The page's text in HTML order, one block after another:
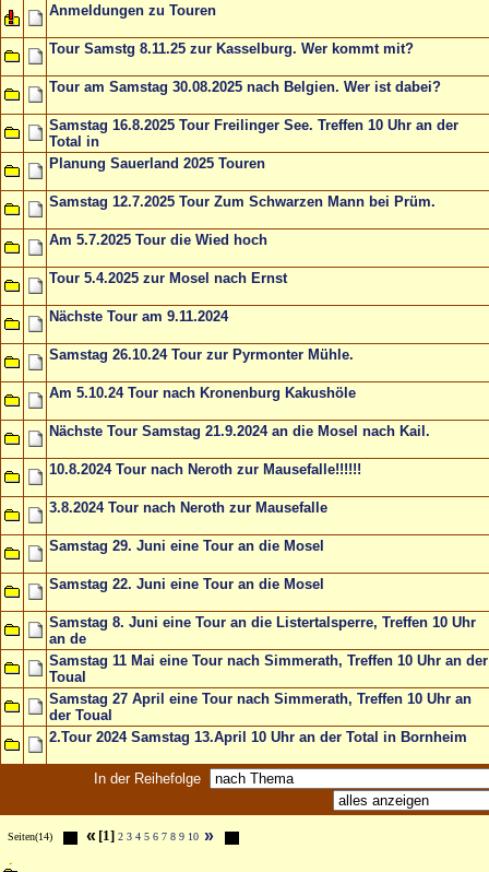
Anmeldungen zu Touren
Tour Samstg 8.11.25 zur Kasselburg. Wer kommt mit?
Tour am Samstag 30.08.2025 nach Belgien. Wer ist dabei?
Samstag 16.8.2025 Tour Freilinger See. Treffen 10 Uhr an der
Total in
Planung Sauerland 2025 Touren
Samstag 12.7.2025 Tour Zum Schwarzen Mann bei Prüm.
Am 5.7.2025 Tour die Wied hoch
Tour 5.4.2025 zur Mosel nach Ernst
Nächste Tour am 9.11.2024
Samstag 26.10.24 Tour zur Pyrmonter Mühle.
Am 5.10.24 Tour nach Kronenburg Kakushöle
Nächste Tour Samstag 21.9.2024 an die Mosel nach Kail.
10.8.2024 Tour nach Neroth zur Mausefalle!!!!!!
3.8.2024 Tour nach Neroth zur Mausefalle
Samstag 29. Juni eine Tour an die Mosel
Samstag 22. Juni eine Tour an die Mosel
Samstag 8. Juni eine Tour an die Listertalsperre, Treffen 10 Uhr
an de
Samstag 11 Mai eine Tour nach Simmerath, Treffen 10 Uhr an der
Toual
Samstag 27 April eine Tour nach Simmerath, Treffen 10 Uhr an
der Toual
2.Tour 2024 Samstag 13.April 10 Uhr an der Total in Bornheim
In der Reihefolge
Seiten(14) « [1] 2 3 4 5 6 7 8 9 10 »